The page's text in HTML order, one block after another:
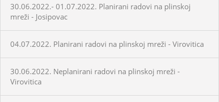
30.06.2022.- 01.07.2022. Planirani radovi na plinskoj
mreži - Josipovac
04.07.2022. Planirani radovi na plinskoj mreži - Virovitica
30.06.2022. Neplanirani radovi na plinskoj mreži -
Virovitica